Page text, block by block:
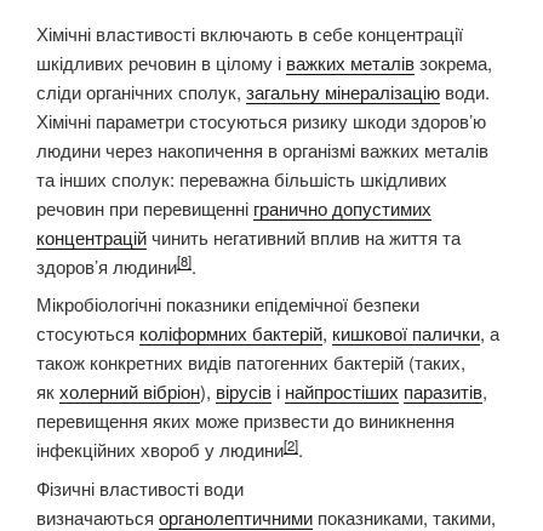
Хімічні властивості включають в себе концентрації
шкідливих речовин в цілому і важких металівзокрема,
сліди органічних сполук, загальну мінералізацію води.
Хімічні параметри стосуються ризику шкоди здоров’ю
людини через накопичення в організмі важких металів
та інших сполук: переважна більшість шкідливих
речовин при перевищенні гранично допустимих
концентрацій чинить негативний вплив на життя та
здоров’я людини[8].
Мікробіологічні показники епідемічної безпеки
стосуються коліформних бактерій, кишкової палички, а
також конкретних видів патогенних бактерій (таких,
якхолерний вібріон), вірусів і найпростіших паразитів,
перевищення яких може призвести до виникнення
інфекційних хвороб у людини[2].
Фізичні властивості води
визначаються органолептичними показниками, такими,